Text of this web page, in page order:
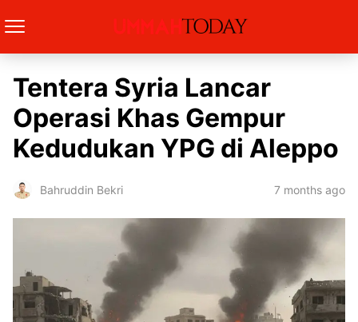
Tentera Syria Lancar
Operasi Khas Gempur
Kedudukan YPG di Aleppo
Bahruddin Bekri 7 months ago